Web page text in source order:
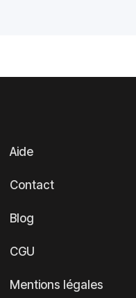
Aide
Contact
Blog
CGU
Mentions légales